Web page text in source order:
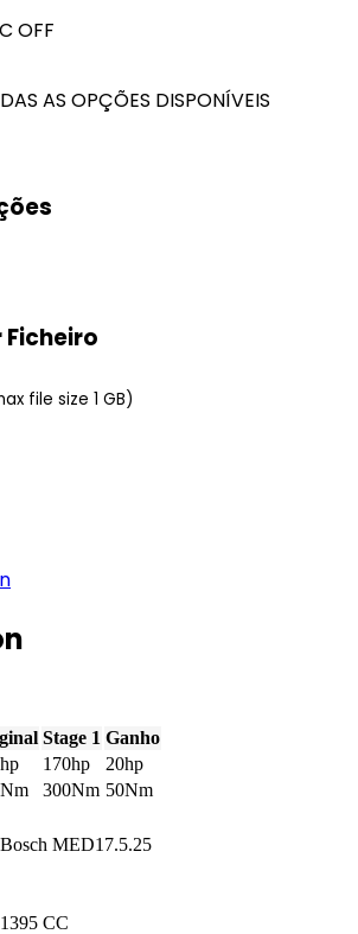
OFF
AS OPÇÕES DISPONÍVEIS
file size 1 GB)
Stage 1 Ganho
170hp
20hp
300Nm 50Nm
Bosch MED17.5.25
1395 CC